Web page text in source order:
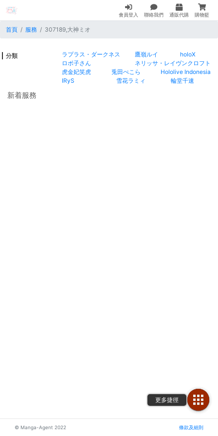
會員登入 聯絡我們 通販代購 購物籃
首頁 服務 307189,大神ミオ
分類 ラプラス・ダークネス 鷹嶺ルイ
holoX
ロボ子さん
ネリッサ・レイヴンクロフト
虎金妃笑虎
兎田ぺこら
Hololive Indonesia
IRyS
雪花ラミィ 輪堂千速
新着服務
條款及細則
© Manga-Agent 2022